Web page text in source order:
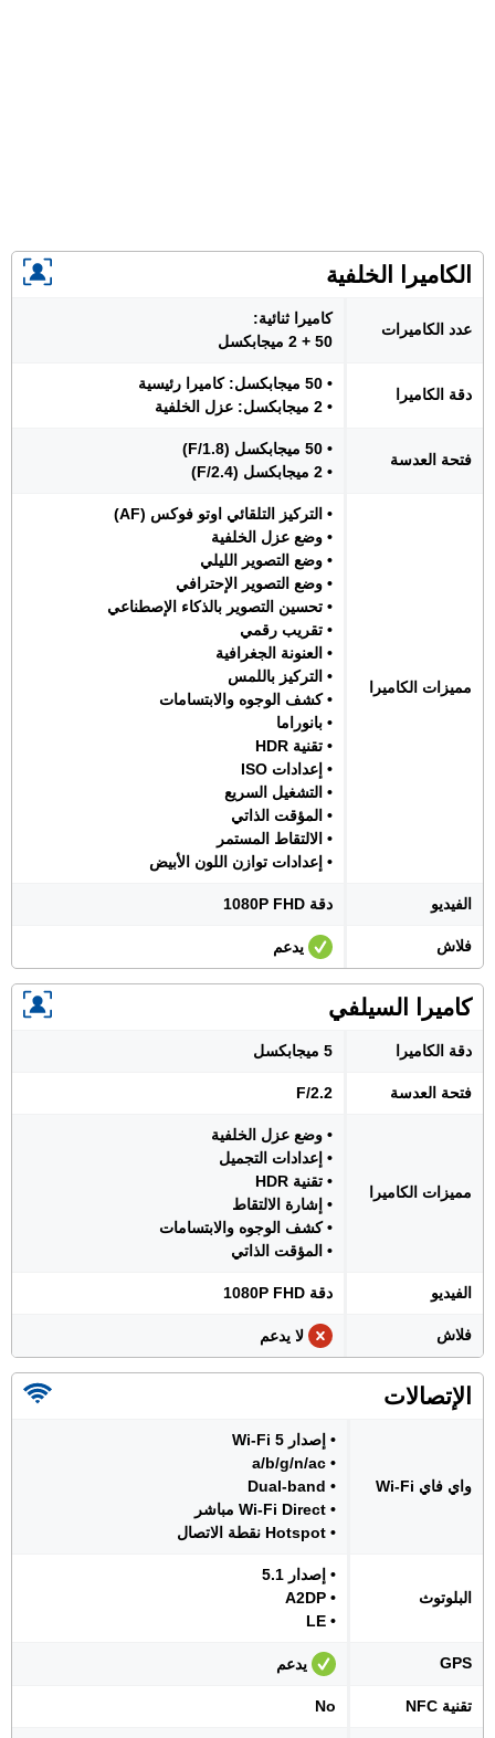
الكاميرا الخلفية
عدد الكاميرات
كاميرا ثنائية:
50 + 2 ميجابكسل
دقة الكاميرا
• 50 ميجابكسل: كاميرا رئيسية
• 2 ميجابكسل: عزل الخلفية
فتحة العدسة
• 50 ميجابكسل (F/1.8)
• 2 ميجابكسل (F/2.4)
مميزات الكاميرا
• التركيز التلقائي اوتو فوكس (AF)
• وضع عزل الخلفية
• وضع التصوير الليلي
• وضع التصوير الإحترافي
• تحسين التصوير بالذكاء الإصطناعي
• تقريب رقمي
• العنونة الجغرافية
• التركيز باللمس
• كشف الوجوه والابتسامات
• بانوراما
• تقنية HDR
• إعدادات ISO
• التشغيل السريع
• المؤقت الذاتي
• الالتقاط المستمر
• إعدادات توازن اللون الأبيض
الفيديو دقة 1080P FHD
فلاش يدعم
كاميرا السيلفي
دقة الكاميرا 5 ميجابكسل
فتحة العدسة F/2.2
مميزات الكاميرا
• وضع عزل الخلفية
• إعدادات التجميل
• تقنية HDR
• إشارة الالتقاط
• كشف الوجوه والابتسامات
• المؤقت الذاتي
الفيديو دقة 1080P FHD
فلاش لا يدعم
الإتصالات
واي فاي Wi-Fi
• إصدار Wi-Fi 5
• a/b/g/n/ac
• Dual-band
• Wi-Fi Direct مباشر
• Hotspot نقطة الاتصال
البلوتوث
• إصدار 5.1
• A2DP
• LE
GPS يدعم
تقنية NFC No